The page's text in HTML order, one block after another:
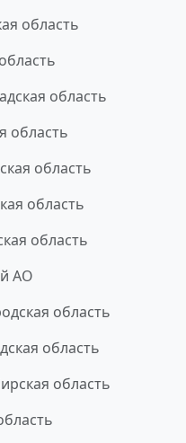
область
область
область
область
область
область
АО
область
область
область